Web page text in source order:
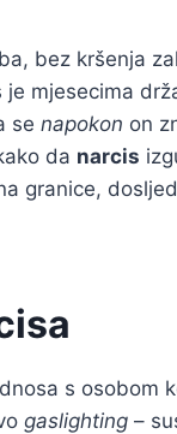
bez kršenja
mjesecima
se napokon on
da narcis
granice,
s osobom
gaslighting –